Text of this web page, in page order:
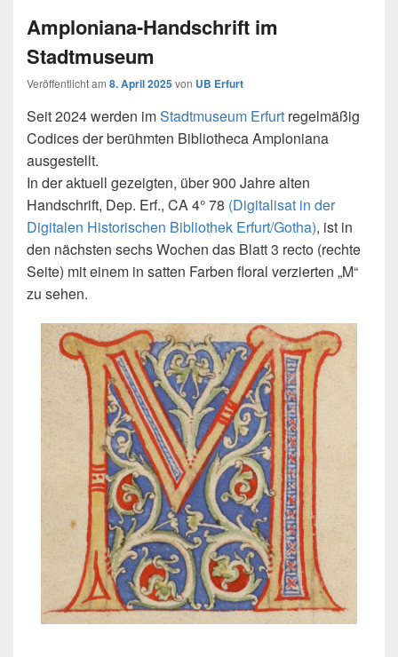
Amploniana-Handschrift im
Stadtmuseum
Veröffentlicht am 8. April 2025von UB Erfurt
Seit 2024 werden imStadtmuseum Erfurt regelmäßig
Codices der berühmten Bibliotheca Amploniana
ausgestellt.
In der aktuell gezeigten, über 900 Jahre alten
Handschrift, Dep. Erf., CA 4° 78 (Digitalisat in der
Digitalen Historischen Bibliothek Erfurt/Gotha), ist in
den nächsten sechs Wochen das Blatt 3 recto (rechte
Seite) mit einem in satten Farben floral verzierten „M“
zu sehen.